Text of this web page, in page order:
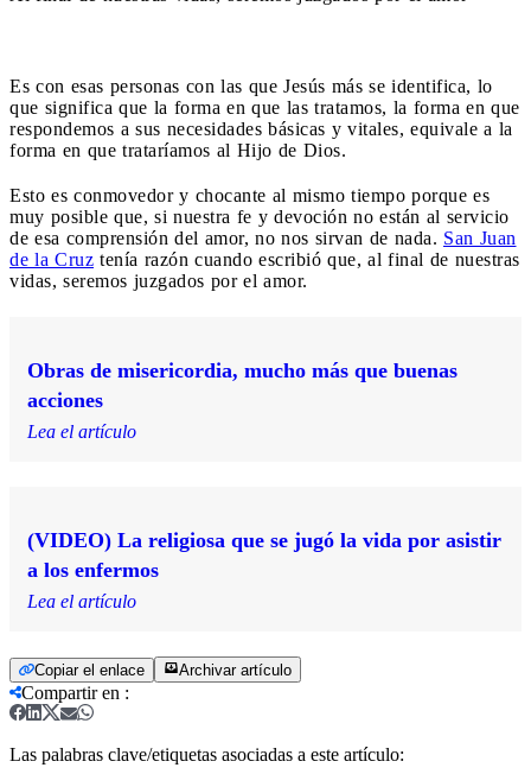
Es con esas personas con las que Jesús más se identifica, lo
que significa que la forma en que las tratamos, la forma en que
respondemos a sus necesidades básicas y vitales, equivale a la
forma en que trataríamos al Hijo de Dios.
Esto es conmovedor y chocante al mismo tiempo porque es
muy posible que, si nuestra fe y devoción no están al servicio
de esa comprensión del amor, no nos sirvan de nada. San Juan
de la Cruz tenía razón cuando escribió que, al final de nuestras
vidas, seremos juzgados por el amor.
Obras de misericordia, mucho más que buenas
acciones
Lea el artículo
(VIDEO) La religiosa que se jugó la vida por asistir
a los enfermos
Lea el artículo
Copiar el enlace Archivar artículo
Compartir en :
Las palabras clave/etiquetas asociadas a este artículo: